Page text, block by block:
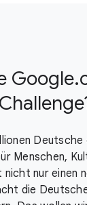
Deutsche
Menschen,
nur einen
die